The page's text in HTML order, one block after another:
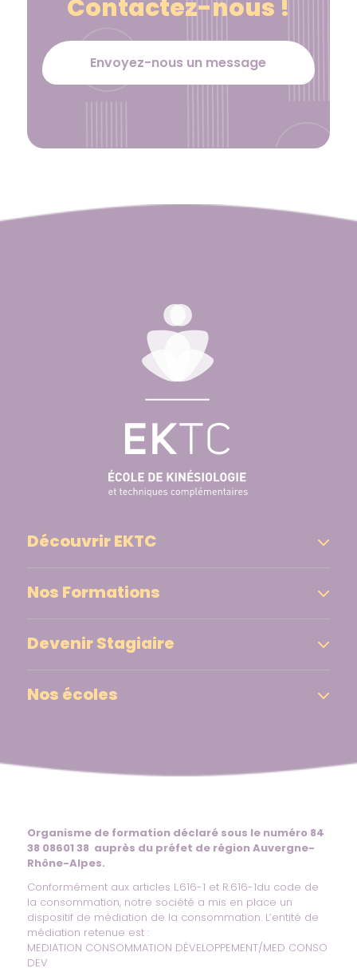
Contactez-nous !
Envoyez-nous un message
Découvrir EKTC
Nos Formations
Devenir Stagiaire
Nos écoles
Organisme de formation déclaré sous le numéro 84
38 08601 38 auprès du préfet de région Auvergne-
Rhône-Alpes.
Conformément aux articles L.616-1 et R.616-1du code de
la consommation, notre société a mis en place un
dispositif de médiation de la consommation. L’entité de
médiation retenue est :
MEDIATION CONSOMMATION DÉVELOPPEMENT/MED CONSO
DEV